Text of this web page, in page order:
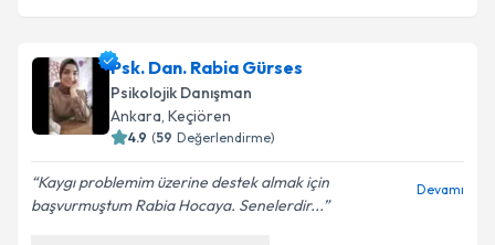
Psk. Dan. Rabia Gürses
Psikolojik Danışman
Ankara, Keçiören
4.9 (59 Değerlendirme)
Kaygı problemim üzerine destek almak için
başvurmuştum Rabia Hocaya. Senelerdir...
Devamı